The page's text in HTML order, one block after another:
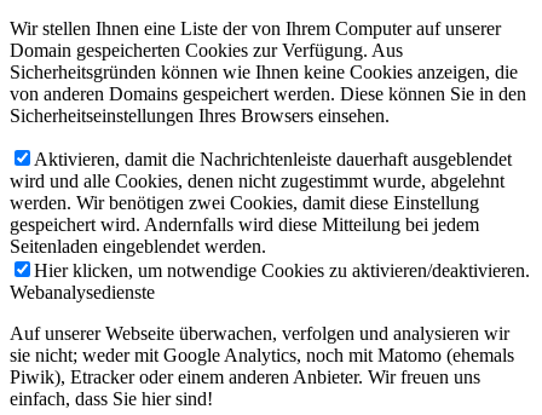
Wir stellen Ihnen eine Liste der von Ihrem Computer auf unserer
Domain gespeicherten Cookies zur Verfügung. Aus
Sicherheitsgründen können wie Ihnen keine Cookies anzeigen, die
von anderen Domains gespeichert werden. Diese können Sie in den
Sicherheitseinstellungen Ihres Browsers einsehen.
Aktivieren, damit die Nachrichtenleiste dauerhaft ausgeblendet
wird und alle Cookies, denen nicht zugestimmt wurde, abgelehnt
werden. Wir benötigen zwei Cookies, damit diese Einstellung
gespeichert wird. Andernfalls wird diese Mitteilung bei jedem
Seitenladen eingeblendet werden.
Hier klicken, um notwendige Cookies zu aktivieren/deaktivieren.
Webanalysedienste
Auf unserer Webseite überwachen, verfolgen und analysieren wir
sie nicht; weder mit Google Analytics, noch mit Matomo (ehemals
Piwik), Etracker oder einem anderen Anbieter. Wir freuen uns
einfach, dass Sie hier sind!